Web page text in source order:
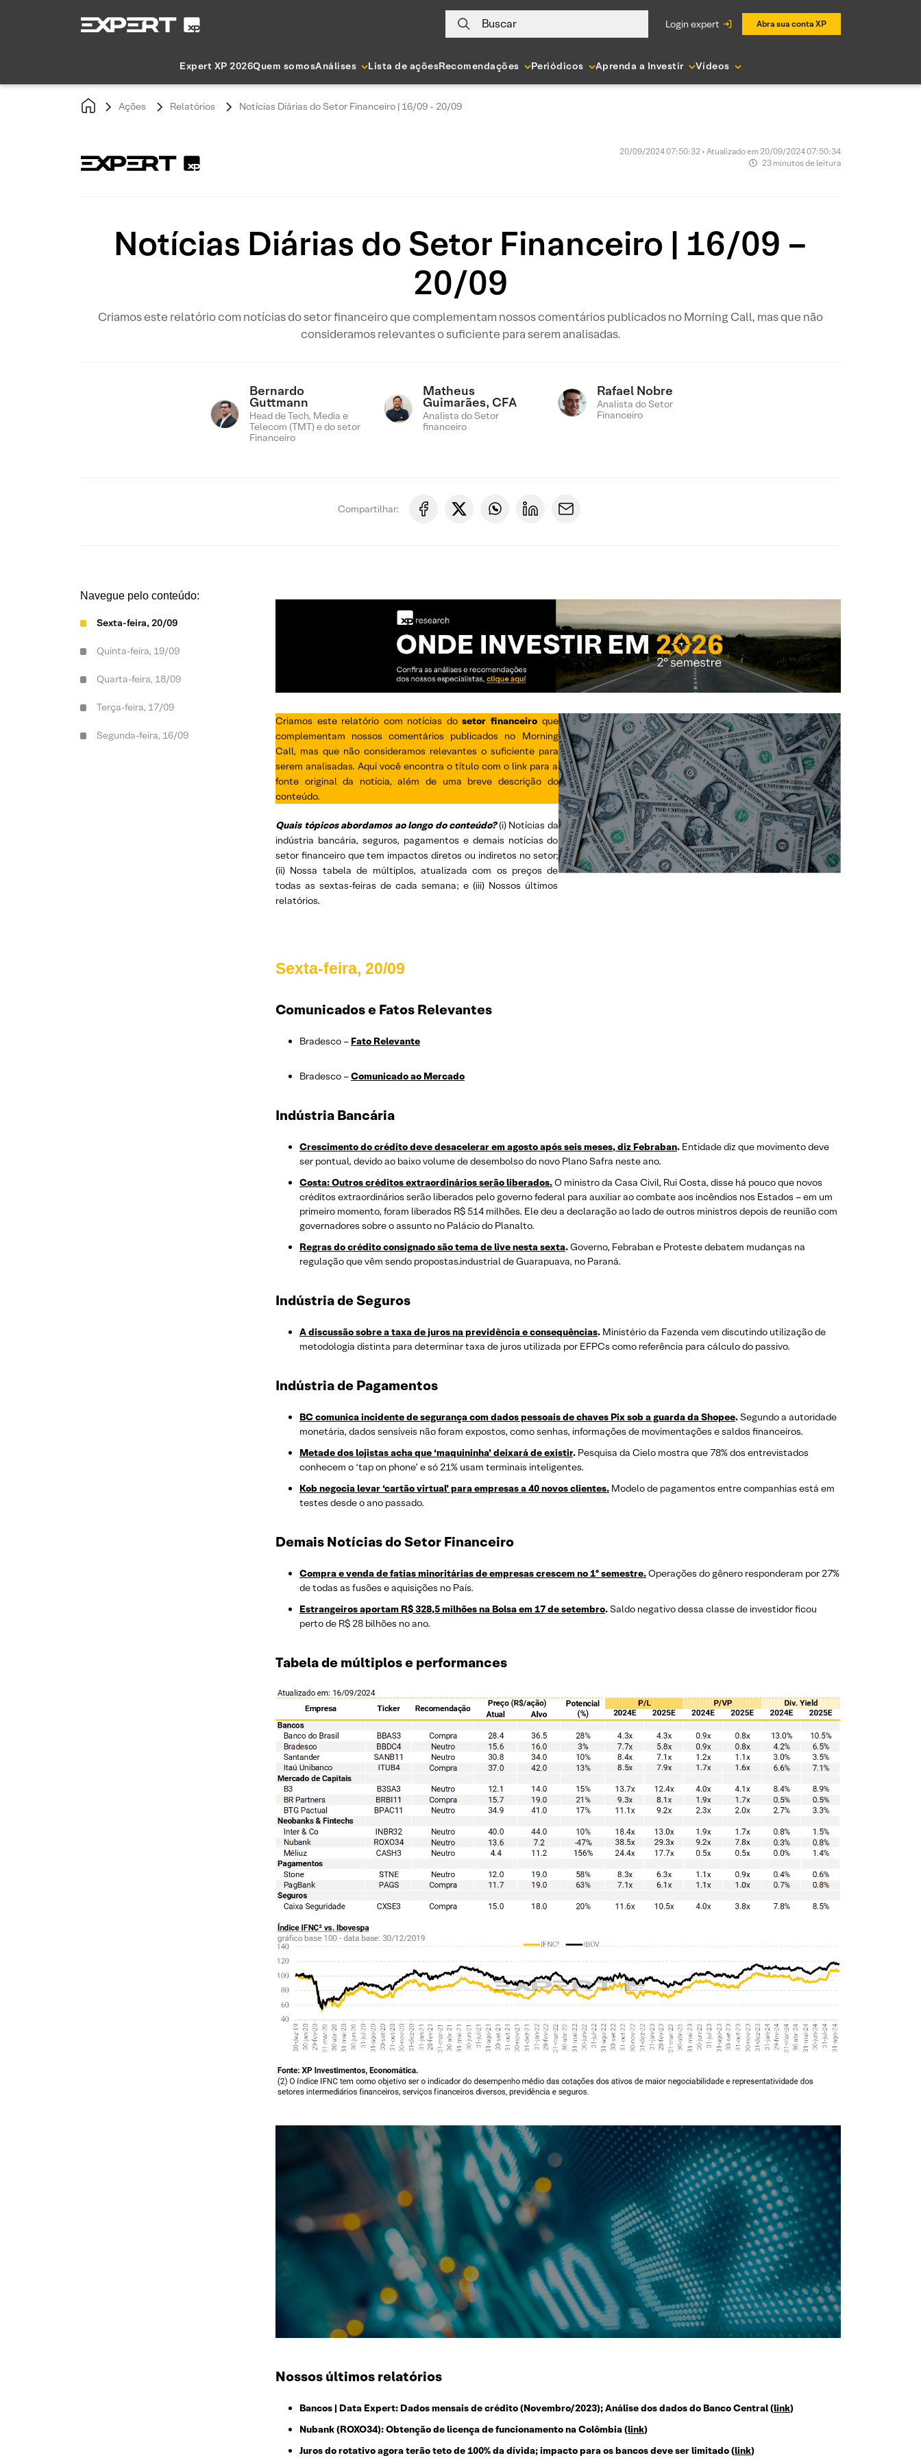
Buscar login expert Abra sua conta XP
Expert XP 2026Quem somosAnálises Lista de açõesRecomendações Periódicos Aprenda a Investir Vídeos
Ações Relatórios Notícias Diárias do Setor Financeiro | 16/09 - 20/09
20/09/2024 07:50:32 • Atualizado em 20/09/2024 07:50:34
23 minutos de leitura
Notícias Diárias do Setor Financeiro | 16/09 –
20/09
Criamos este relatório com notícias do setor financeiro que complementam nossos comentários publicados no Morning Call, mas que não
consideramos relevantes o suficiente para serem analisadas.
Bernardo
Guttmann
Head de Tech, Media e
Telecom (TMT) e do setor
Financeiro
Matheus
Guimarães, CFA
Analista do Setor
financeiro
Rafael Nobre
Analista do Setor
Financeiro
Compartilhar:
Navegue pelo conteúdo:
Sexta-feira, 20/09
Quinta-feira, 19/09
Quarta-feira, 18/09
Terça-feira, 17/09
Segunda-feira, 16/09
Criamos este relatório com notícias dosetor financeiroque
complementam nossos comentários publicados no Morning
Call, mas que não consideramos relevantes o suficiente para
serem analisadas. Aqui você encontra o título com o link para a
fonte original da notícia, além de uma breve descrição do
conteúdo.
Quais tópicos abordamos ao longo do conteúdo? (i) Notícias da
indústria bancária, seguros, pagamentos e demais notícias do
setor financeiro que tem impactos diretos ou indiretos no setor;
(ii) Nossa tabela de múltiplos, atualizada com os preços de
todas as sextas-feiras de cada semana; e (iii) Nossos últimos
relatórios.
Sexta-feira, 20/09
Comunicados e Fatos Relevantes
Bradesco – Fato Relevante
Bradesco –Comunicado ao Mercado
Indústria Bancária
Crescimento do crédito deve desacelerar em agosto após seis meses, diz Febraban. Entidade diz que movimento deve
ser pontual, devido ao baixo volume de desembolso do novo Plano Safra neste ano.
Costa: Outros créditos extraordinários serão liberados.O ministro da Casa Civil, Rui Costa, disse há pouco que novos
créditos extraordinários serão liberados pelo governo federal para auxiliar ao combate aos incêndios nos Estados – em um
primeiro momento, foram liberados R$ 514 milhões. Ele deu a declaração ao lado de outros ministros depois de reunião com
governadores sobre o assunto no Palácio do Planalto.
Regras do crédito consignado são tema de live nesta sexta.Governo, Febraban e Proteste debatem mudanças na
regulação que vêm sendo propostas.industrial de Guarapuava, no Paraná.
Indústria de Seguros
A discussão sobre a taxa de juros na previdência e consequências. Ministério da Fazenda vem discutindo utilização de
metodologia distinta para determinar taxa de juros utilizada por EFPCs como referência para cálculo do passivo.
Indústria de Pagamentos
BC comunica incidente de segurança com dados pessoais de chaves Pix sob a guarda da Shopee.Segundo a autoridade
monetária, dados sensíveis não foram expostos, como senhas, informações de movimentações e saldos financeiros.
Metade dos lojistas acha que ‘maquininha’ deixará de existir. Pesquisa da Cielo mostra que 78% dos entrevistados
conhecem o ‘tap on phone’ e só 21% usam terminais inteligentes.
Kob negocia levar ‘cartão virtual’ para empresas a 40 novos clientes. Modelo de pagamentos entre companhias está em
testes desde o ano passado.
Demais Notícias do Setor Financeiro
Compra e venda de fatias minoritárias de empresas crescem no 1º semestre.Operações do gênero responderam por 27%
de todas as fusões e aquisições no País.
Estrangeiros aportam R$ 328,5 milhões na Bolsa em 17 de setembro.Saldo negativo dessa classe de investidor ficou
perto de R$ 28 bilhões no ano.
Tabela de múltiplos e performances
Nossos últimos relatórios
Bancos | Data Expert: Dados mensais de crédito (Novembro/2023); Análise dos dados do Banco Central (link)
Nubank (ROXO34): Obtenção de licença de funcionamento na Colômbia (link)
Juros do rotativo agora terão teto de 100% da dívida; impacto para os bancos deve ser limitado (link)